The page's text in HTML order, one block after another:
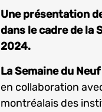
Une présentation
dans le cadre de la
2024.
La Semaine du
en collaboration
montréalais des